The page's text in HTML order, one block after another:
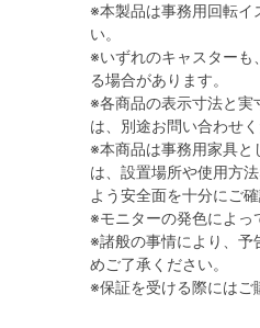
※本製品は事務用回転イ
い。
※いずれのキャスターも
る場合があります。
※各商品の表示寸法と実
は、別途お問い合わせく
※本商品は事務用家具と
は、設置場所や使用方
よう安全面を十分にご確
※モニターの発色によっ
※諸般の事情により、予
めご了承ください。
※保証を受ける際にはご